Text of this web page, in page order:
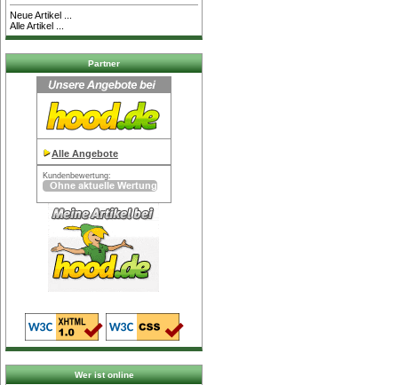
Neue Artikel ...
Alle Artikel ...
Partner
Alle Angebote
Kundenbewertung:
Wer ist online